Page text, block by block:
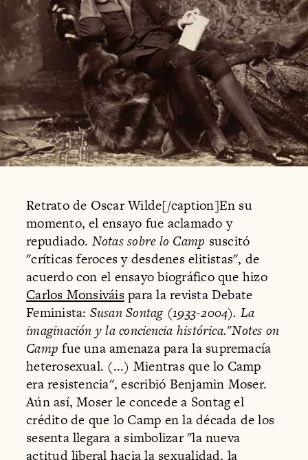
Retrato de Oscar Wilde[/caption]En su
momento, el ensayo fue aclamado y
repudiado. Notas sobre lo Camp suscitó
"críticas feroces y desdenes elitistas", de
acuerdo con el ensayo biográfico que hizo
Carlos Monsiváispara la revista Debate
Feminista: Susan Sontag (1933-2004). La
imaginación y la conciencia histórica."Notes on
Camp fue una amenaza para la supremacía
heterosexual. (...) Mientras que lo Camp
era resistencia", escribió Benjamin Moser.
Aún así, Moser le concede a Sontag el
crédito de que lo Camp en la década de los
sesenta llegara a simbolizar "la nueva
actitud liberal hacia la sexualidad, la